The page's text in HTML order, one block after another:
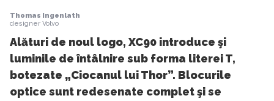
Thomas Ingenlath
designer Volvo
Alături de noul logo, XC90 introduce şi
luminile de întâlnire sub forma literei T,
botezate „Ciocanul lui Thor”. Blocurile
optice sunt redesenate complet şi se